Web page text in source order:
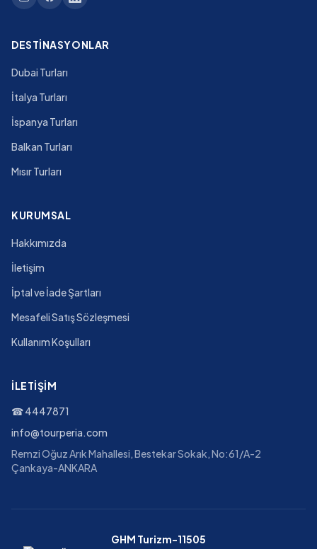
DESTINASYONLAR
Dubai Turları
İtalya Turları
İspanya Turları
Balkan Turları
Mısır Turları
KURUMSAL
Hakkımızda
İletişim
İptal ve İade Şartları
Mesafeli Satış Sözleşmesi
Kullanım Koşulları
İLETIŞIM
☎4447871
info@tourperia.com
Remzi Oğuz Arık Mahallesi, Bestekar Sokak, No:61/A-2
Çankaya-ANKARA
GHM Turizm-11505